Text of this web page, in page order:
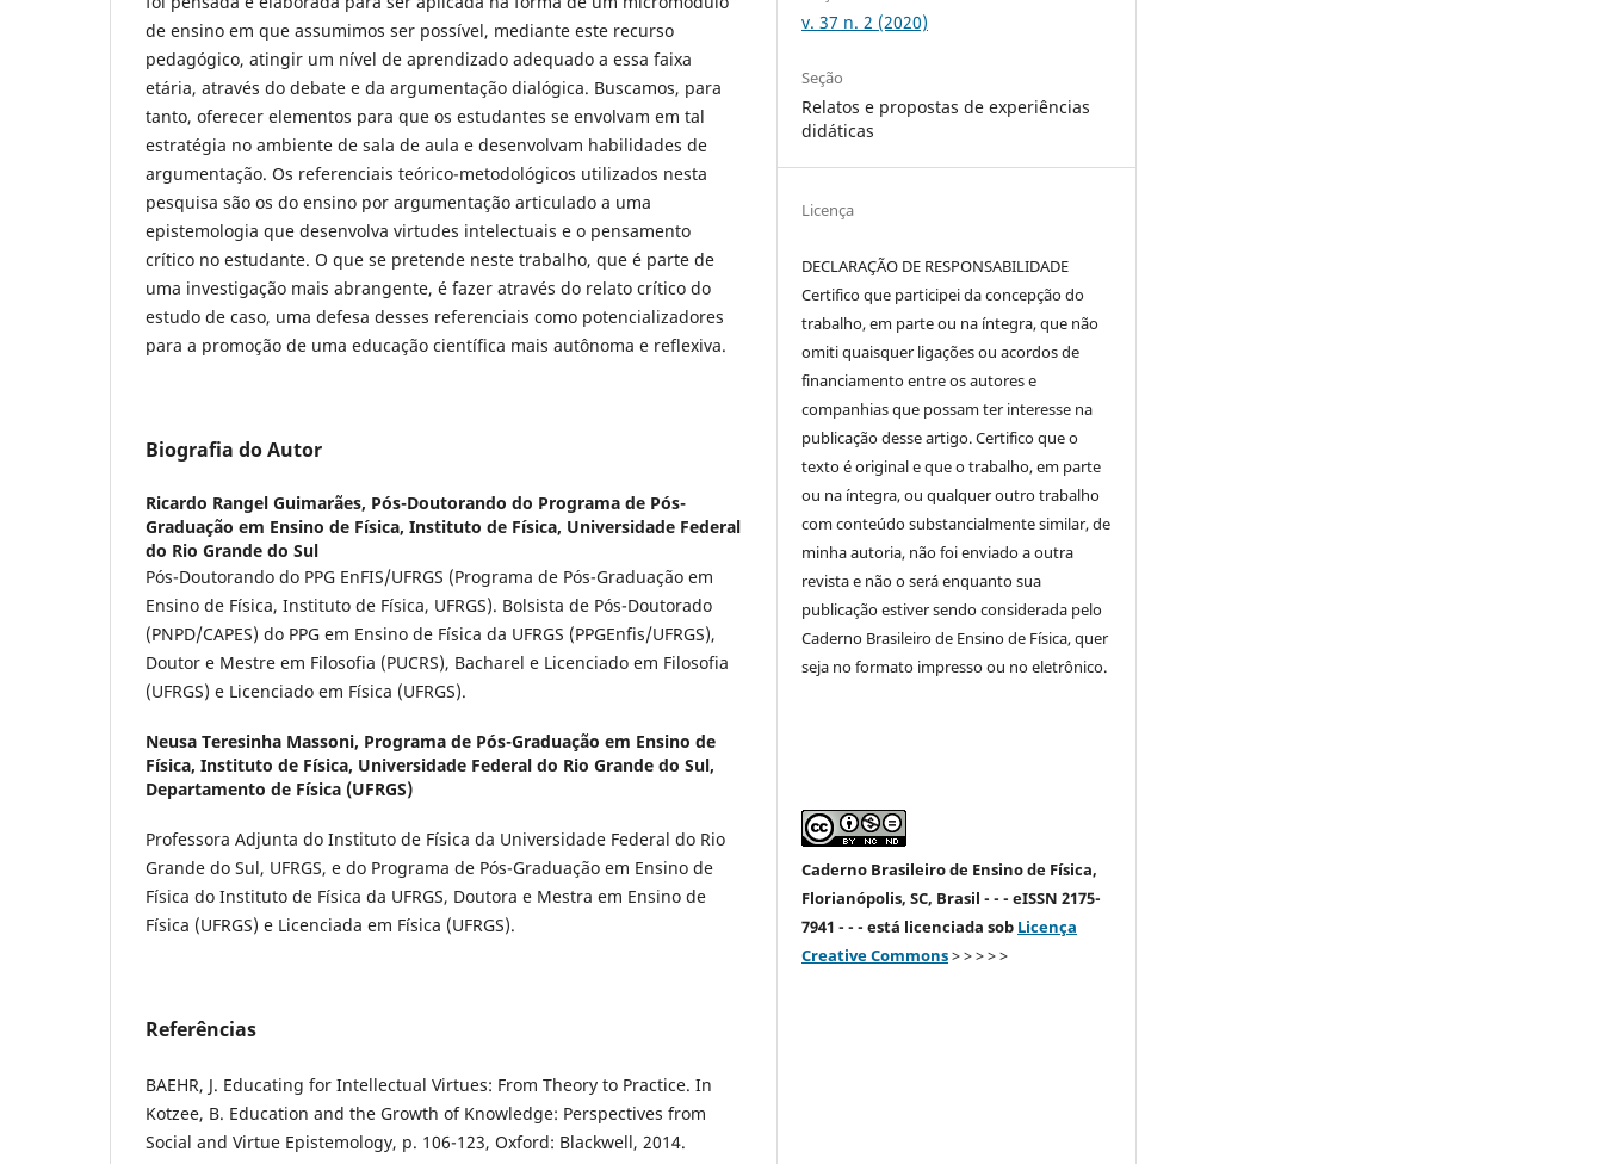
de ensino em que assumimos ser possível, mediante este recurso
pedagógico, atingir um nível de aprendizado adequado a essa faixa
etária, através do debate e da argumentação dialógica. Buscamos, para
tanto, oferecer elementos para que os estudantes se envolvam em tal
estratégia no ambiente de sala de aula e desenvolvam habilidades de
argumentação. Os referenciais teórico-metodológicos utilizados nesta
pesquisa são os do ensino por argumentação articulado a uma
epistemologia que desenvolva virtudes intelectuais e o pensamento
crítico no estudante. O que se pretende neste trabalho, que é parte de
uma investigação mais abrangente, é fazer através do relato crítico do
estudo de caso, uma defesa desses referenciais como potencializadores
para a promoção de uma educação científica mais autônoma e reflexiva.
Biografia do Autor
Ricardo Rangel Guimarães, Pós-Doutorando do Programa de Pós-
Graduação em Ensino de Física, Instituto de Física, Universidade Federal
do Rio Grande do Sul
Pós-Doutorando do PPG EnFIS/UFRGS (Programa de Pós-Graduação em
Ensino de Física, Instituto de Física, UFRGS). Bolsista de Pós-Doutorado
(PNPD/CAPES) do PPG em Ensino de Física da UFRGS (PPGEnfis/UFRGS),
Doutor e Mestre em Filosofia (PUCRS), Bacharel e Licenciado em Filosofia
(UFRGS) e Licenciado em Física (UFRGS).
Neusa Teresinha Massoni, Programa de Pós-Graduação em Ensino de
Física, Instituto de Física, Universidade Federal do Rio Grande do Sul,
Departamento de Física (UFRGS)
Professora Adjunta do Instituto de Física da Universidade Federal do Rio
Grande do Sul, UFRGS, e do Programa de Pós-Graduação em Ensino de
Física do Instituto de Física da UFRGS, Doutora e Mestra em Ensino de
Física (UFRGS) e Licenciada em Física (UFRGS).
Referências
BAEHR, J. Educating for Intellectual Virtues: From Theory to Practice. In
Kotzee, B. Education and the Growth of Knowledge: Perspectives from
Social and Virtue Epistemology, p. 106-123, Oxford: Blackwell, 2014.
v. 37 n. 2 (2020)
Seção
Relatos e propostas de experiências
didáticas
Licença
DECLARAÇÃO DE RESPONSABILIDADE
Certifico que participei da concepção do
trabalho, em parte ou na íntegra, que não
omiti quaisquer ligações ou acordos de
financiamento entre os autores e
companhias que possam ter interesse na
publicação desse artigo. Certifico que o
texto é original e que o trabalho, em parte
ou na íntegra, ou qualquer outro trabalho
com conteúdo substancialmente similar, de
minha autoria, não foi enviado a outra
revista e não o será enquanto sua
publicação estiver sendo considerada pelo
Caderno Brasileiro de Ensino de Física, quer
seja no formato impresso ou no eletrônico.
Caderno Brasileiro de Ensino de Física,
Florianópolis, SC, Brasil - - - eISSN 2175-
7941 - - - está licenciada sob Licença
Creative Commons> > > > >